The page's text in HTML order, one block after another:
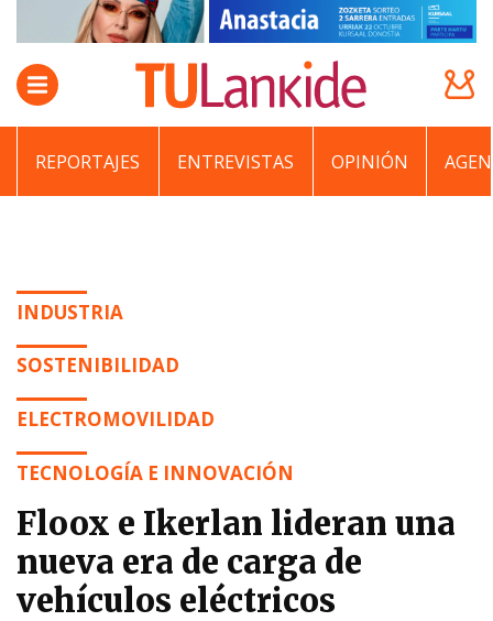
REPORTAJES ENTREVISTAS OPINIÓN
INDUSTRIA
SOSTENIBILIDAD
ELECTROMOVILIDAD
TECNOLOGÍA E INNOVACIÓN
Floox e Ikerlan lideran una
nueva era de carga de
vehículos eléctricos